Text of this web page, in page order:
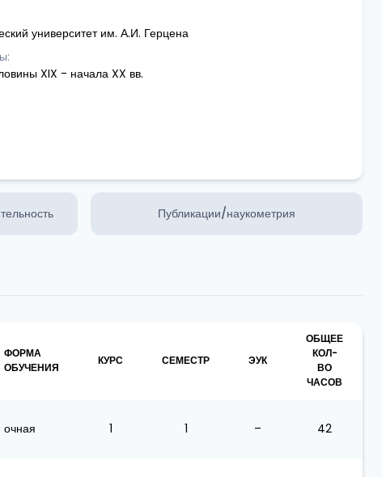
университет им. А.И. Герцена
XIX - начала XX вв.
Публикации/наукометрия
ФОРМА
ОБУЧЕНИЯ
КУРС СЕМЕСТР ЭУК
ОБЩЕЕ
КОЛ-
ВО
ЧАСОВ
очная 1 1 – 42